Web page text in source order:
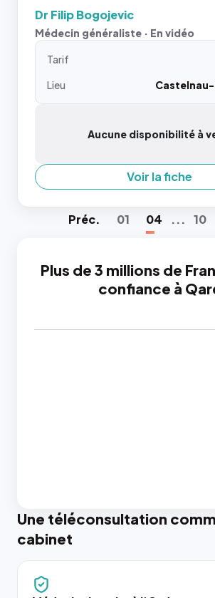
Dr Filip Bogojevic
Médecin généraliste · En vidéo
Tarif
Lieu
Aucune disponibilité à
Voir la fiche
Préc. 01 04 ... 10
Plus de 3 millions de
confiance à
Une téléconsultation
cabinet